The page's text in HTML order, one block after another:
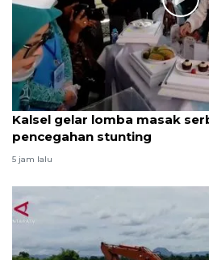
Kalsel gelar lomba masak
pencegahan stunting
5 jam lalu